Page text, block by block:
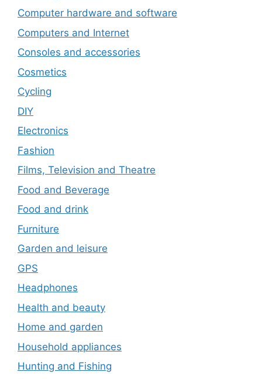
Computer hardware and software
Computers and Internet
Consoles and accessories
Cosmetics
Cycling
DIY
Electronics
Fashion
Films, Television and Theatre
Food and Beverage
Food and drink
Furniture
Garden and leisure
GPS
Headphones
Health and beauty
Home and garden
Household appliances
Hunting and Fishing